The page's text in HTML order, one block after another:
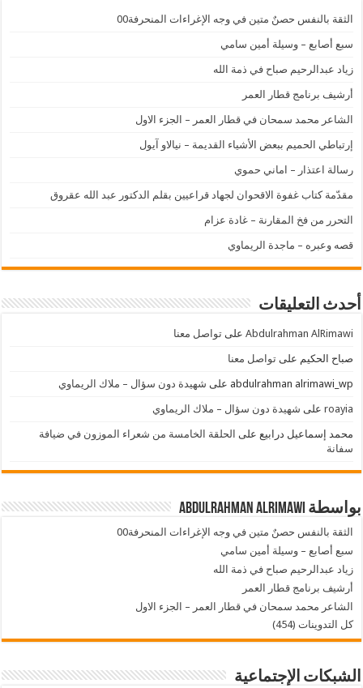
الثقة بالنفس حصنٌ متين في وجه الإغراءات المنحرفة00
سبع أصابع – وسيلة أمين سامي
زياد عبدالرحيم صباح في ذمة الله
أرشيف برنامج قطار العمر
الشاعر محمد سمحان في قطار العمر – الجزء الاول
إرتباطي الحميم ببعض الأشياء القديمة – نيالاو آيول
رسالة اعتذار – اماني حموي
مقدّمة كتاب غفوة الاقحوان لجهاد قراعيين بقلم الدكتور عبد الله عقروق
التحرر من فخ المقارنة – غادة عزام
قصه وعبره – ماجدة الريماوي
أحدث التعليقات
Abdulrahman AlRimawi علىتواصل معنا
صباح الحكيم علىتواصل معنا
abdulrahman alrimawi_wp على شهيدة دون سؤال – ملاك الريماوي
roayia على شهيدة دون سؤال – ملاك الريماوي
محمد إسماعيل درابيع على الحلقة الخامسة من شعراء الموزون في ضيافة
سفانة
بواسطة Abdulrahman AlRimawi
الثقة بالنفس حصنٌ متين في وجه الإغراءات المنحرفة00
سبع أصابع – وسيلة أمين سامي
زياد عبدالرحيم صباح في ذمة الله
أرشيف برنامج قطار العمر
الشاعر محمد سمحان في قطار العمر – الجزء الاول
كل التدوينات (454)
الشبكات الإجتماعية